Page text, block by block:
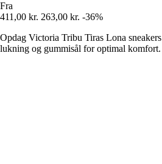
Fra
411,00 kr. 263,00 kr. -36%
Opdag Victoria Tribu Tiras Lona
lukning og gummisål for optimal komfort.